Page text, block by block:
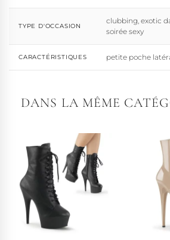
TYPE D'OCCASION
clubbing, exotic
soirée sexy
CARACTÉRISTIQUES petite poche
DANS LA MÊME